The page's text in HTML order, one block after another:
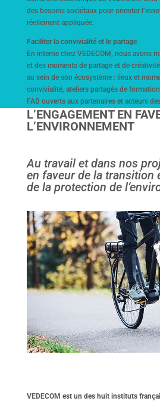
des besoins sociétaux pour orienter
réellement appliquée.
Faciliter la convivialité et le partage
En interne chez VEDECOM, nous avons
et des moments de partage et de
au sein de son écosystème : lieux et
convivialité, ateliers partagés de
FAB ouverts aux partenaires et acteurs
L’ENGAGEMENT EN
L’ENVIRONNEMENT
Au travail et dans nos
en faveur de la transition
de la protection de
VEDECOM est un des huit instituts